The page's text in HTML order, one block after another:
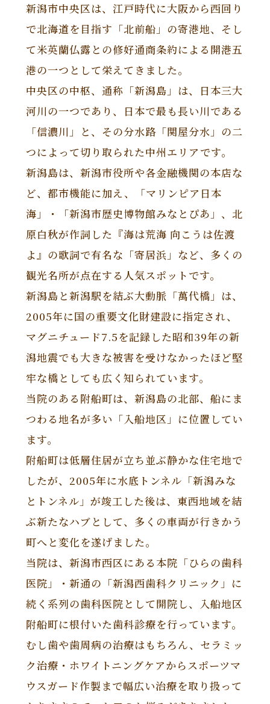
新潟市中央区は、江戸時代に大阪から西回り
で北海道を目指す「北前船」の寄港地、そし
て米英蘭仏露との修好通商条約による開港五
港の一つとして栄えてきました。
中央区の中枢、通称「新潟島」は、日本三大
河川の一つであり、日本で最も長い川である
「信濃川」と、その分水路「関屋分水」の二
つによって切り取られた中州エリアです。
新潟島は、新潟市役所や各金融機関の本店な
ど、都市機能に加え、「マリンピア日本
海」・「新潟市歴史博物館みなとぴあ」、北
原白秋が作詞した『海は荒海 向こうは佐渡
よ』の歌詞で有名な「寄居浜」など、多くの
観光名所が点在する人気スポットです。
新潟島と新潟駅を結ぶ大動脈「萬代橋」は、
2005年に国の重要文化財建設に指定され、
マグニチュード7.5を記録した昭和39年の新
潟地震でも大きな被害を受けなかったほど堅
牢な橋としても広く知られています。
当院のある附船町は、新潟島の北部、船にま
つわる地名が多い「入船地区」に位置してい
ます。
附船町は低層住居が立ち並ぶ静かな住宅地で
したが、2005年に水底トンネル「新潟みな
とトンネル」が竣工した後は、東西地域を結
ぶ新たなハブとして、多くの車両が行きかう
町へと変化を遂げました。
当院は、新潟市西区にある本院「ひらの歯科
医院」・新通の「新潟西歯科クリニック」に
続く系列の歯科医院として開院し、入船地区
附船町に根付いた歯科診療を行っています。
むし歯や歯周病の治療はもちろん、セラミッ
ク治療・ホワイトニングケアからスポーツマ
ウスガード作製まで幅広い治療を取り扱って